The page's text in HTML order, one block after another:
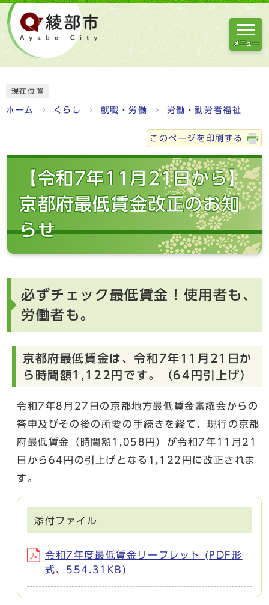
メニュー
現在位置
ホーム くらし 就職・労働 労働・勤労者福祉
このページを印刷する
【令和7年11月21日から】
京都府最低賃金改正のお知
らせ
必ずチェック最低賃金！使用者も、
労働者も。
京都府最低賃金は、令和7年11月21日か
ら時間額1,122円です。（64円引上げ）
令和7年8月27日の京都地方最低賃金審議会からの
答申及びその後の所要の手続きを経て、現行の京都
府最低賃金（時間額1,058円）が令和7年11月21
日から64円の引上げとなる1,122円に改正されま
す。
添付ファイル
令和7年度最低賃金リーフレット (PDF形
式、554.31KB)